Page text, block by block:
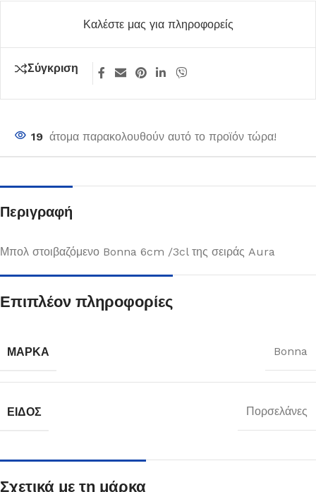
Καλέστε μας για πληροφορείς
Σύγκριση
19 άτομα παρακολουθούν αυτό το προϊόν τώρα!
Περιγραφή
Μπολ στοιβαζόμενο Bonna 6cm /3cl της σειράς Aura
Επιπλέον πληροφορίες
ΜΆΡΚΑ Bonna
ΕΊΔΟΣ Πορσελάνες
Σχετικά με τη μάρκα